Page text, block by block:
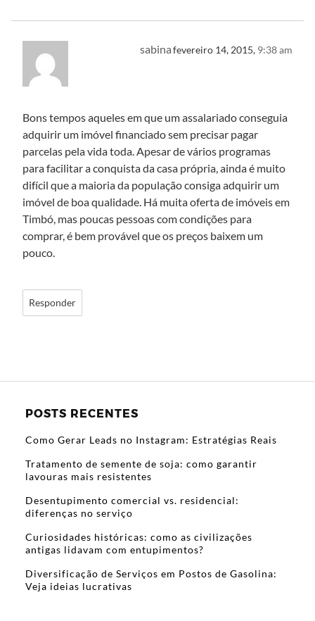
sabinafevereiro 14, 2015, 9:38 am
Bons tempos aqueles em que um assalariado conseguia
adquirir um imóvel financiado sem precisar pagar
parcelas pela vida toda. Apesar de vários programas
para facilitar a conquista da casa própria, ainda é muito
difícil que a maioria da população consiga adquirir um
imóvel de boa qualidade. Há muita oferta de imóveis em
Timbó, mas poucas pessoas com condições para
comprar, é bem provável que os preços baixem um
pouco.
Responder
POSTS RECENTES
Como Gerar Leads no Instagram: Estratégias Reais
Tratamento de semente de soja: como garantir
lavouras mais resistentes
Desentupimento comercial vs. residencial:
diferenças no serviço
Curiosidades históricas: como as civilizações
antigas lidavam com entupimentos?
Diversificação de Serviços em Postos de Gasolina:
Veja ideias lucrativas